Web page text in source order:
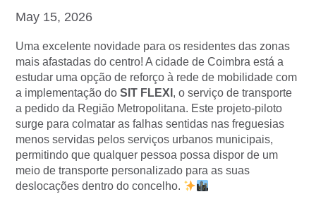
May 15, 2026
Uma excelente novidade para os residentes das zonas
mais afastadas do centro! A cidade de Coimbra está a
estudar uma opção de reforço à rede de mobilidade com
a implementação do SIT FLEXI , o serviço de transporte
a pedido da Região Metropolitana. Este projeto-piloto
surge para colmatar as falhas sentidas nas freguesias
menos servidas pelos serviços urbanos municipais,
permitindo que qualquer pessoa possa dispor de um
meio de transporte personalizado para as suas
deslocações dentro do concelho.